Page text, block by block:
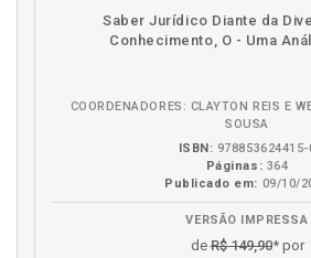
Disponível
na
Saber Jurídico Diante da
Conhecimento, O - Uma
COORDENADORES: CLAYTON REIS E
SOUSA
ISBN: 978853624415-
Páginas: 364
Publicado em: 09/10/
VERSÃO IMPRESSA
deR$ 149,90* por